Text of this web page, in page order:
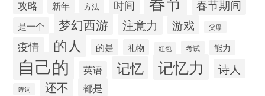
攻略 新年 方法 时间 春节期间
是一个 梦幻西游 注意力 游戏 父母
疫情 的人 的是 礼物 红包 考试 能力
自己的 英语 记忆 记忆力 诗人
诗词 还不 都是